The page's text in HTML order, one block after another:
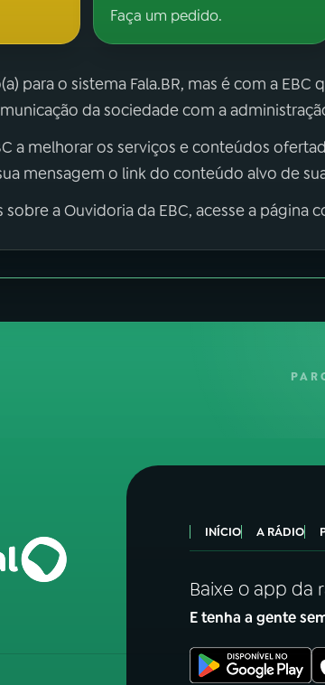
Faça um pedido.
para o sistema Fala.BR, mas é com a EBC
da sociedade com a
a melhorar os serviços e conteúdos
mensagem o link do conteúdo alvo de
sobre a Ouvidoria da EBC, acesse a página
INÍCIO A RÁDIO
Baixe o app da
E tenha a gente